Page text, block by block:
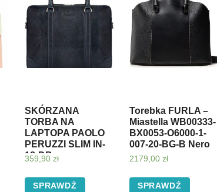
SKÓRZANA
TORBA NA
LAPTOPA PAOLO
PERUZZI SLIM IN-
18-DB
359,90 zł
SPRAWDŹ
Torebka FURLA –
Miastella WB00333-
BX0053-O6000-1-
007-20-BG-B Nero
2179,00 zł
SPRAWDŹ